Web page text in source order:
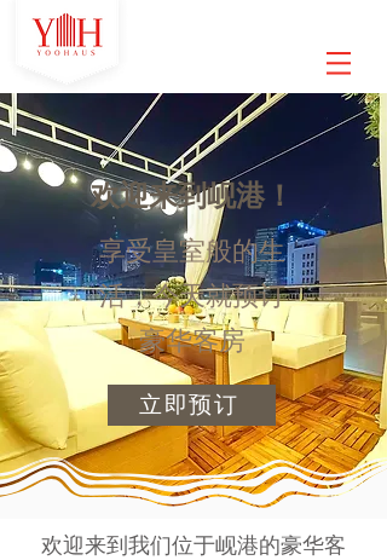
欢迎来到岘港！
享受皇室般的生
活，今天就预订
豪华客房
立即预订
欢迎来到我们位于岘港的豪华客